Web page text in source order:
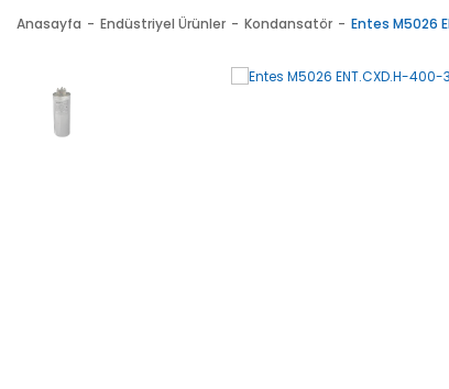
Anasayfa Endüstriyel Ürünler Kondansatör Entes M5026